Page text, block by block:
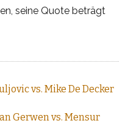
seine Quote beträgt
vs. Mike De Decker
Gerwen vs. Mensur